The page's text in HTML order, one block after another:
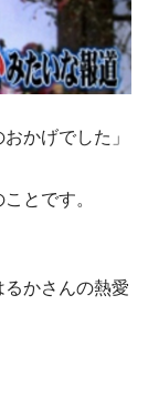
かげでした」
とです。
かさんの熱愛